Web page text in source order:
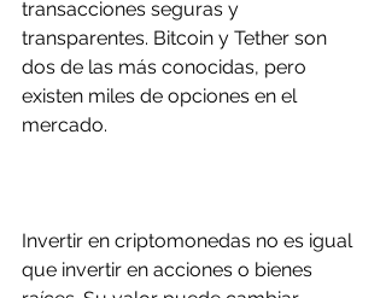
transacciones seguras y
transparentes. Bitcoin y Tether son
dos de las más conocidas, pero
existen miles de opciones en el
mercado.
Invertir en criptomonedas no es igual
que invertir en acciones o bienes